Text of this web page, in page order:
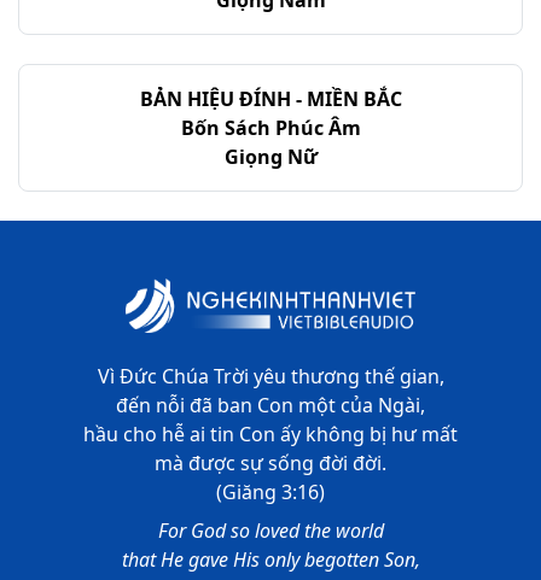
Thi-thiên - Chương 143
Thi-thiên - Chương 145
Thi-thiên - Chương 147
Thi-thiên - Chương 148
Thi-thiên - Chương 149
Thi-thiên - Chương 150
BẢN HIỆU ĐÍNH - MIỀN BẮC
Bốn Sách Phúc Âm
Giọng Nữ
Vì Đức Chúa Trời yêu thương thế gian,
đến nỗi đã ban Con một của Ngài,
hầu cho hễ ai tin Con ấy không bị hư mất
mà được sự sống đời đời.
(Giăng 3:16)
For God so loved the world
that He gave His only begotten Son,